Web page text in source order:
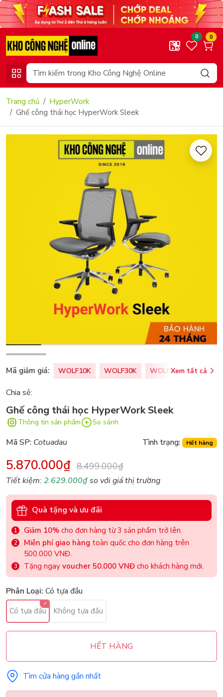
0 0
Trang chủ
HyperWork
Ghế công thái học HyperWork Sleek
Mã giảm giá: WOLF10K WOLF30K WOLF50KXem tất cả
Chia sẻ:
Ghế công thái học HyperWork Sleek
Thông tin sản phẩm So sánh
Mã SP: Cotuadau Tình trạng: Hết hàng
5.870.000₫ 8.499.000₫
Tiết kiệm: 2.629.000₫so với giá thị trường
Quà tặng và ưu đãi
Giảm 10% cho đơn hàng từ 3 sản phẩm trở lên.
Miễn phí giao hàng toàn quốc cho đơn hàng trên
500.000 VNĐ.
Tặng ngay voucher 50.000 VNĐ cho khách hàng mới.
Phân Loại: Có tựa đầu
Có tựa đầu Không tựa đầu
HẾT HÀNG
Tìm cửa hàng gần nhất